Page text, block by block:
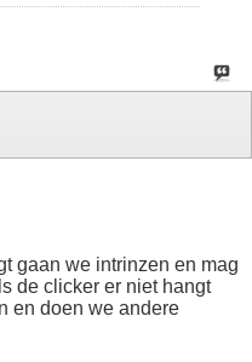
gaan we intrinzen en mag
de clicker er niet hangt
en doen we andere